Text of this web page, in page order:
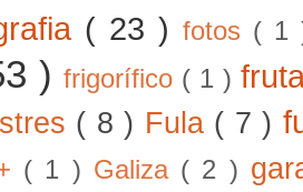
( 23 ) fotos (
)frigorífico ( 1 )
( 8 ) Fula ( 7 )
( 1 ) Galiza ( 2 )